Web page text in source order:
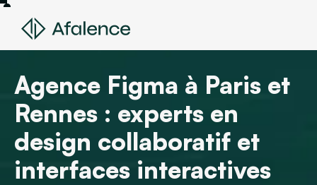
Agence Figma à Paris et
Rennes : experts en
design collaboratif et
interfaces interactives